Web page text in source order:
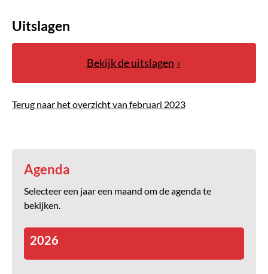
Uitslagen
Bekijk de uitslagen
Terug naar het overzicht van februari 2023
Agenda
Selecteer een jaar een maand om de agenda te
bekijken.
2026